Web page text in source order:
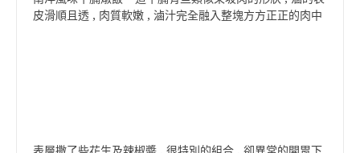
皮滑順且透 , 肉質軟嫩 , 滷汁完全融入整塊方方正正的肉中